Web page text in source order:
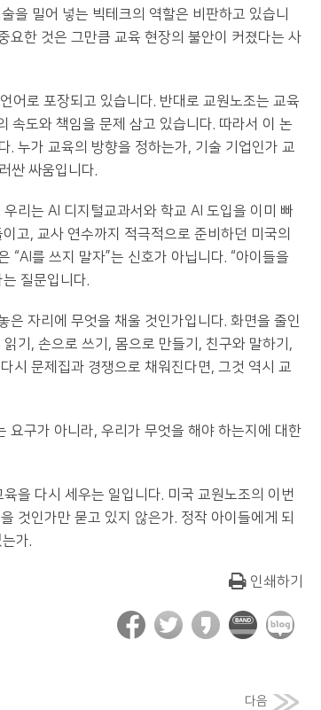
을 밀어 넣는 빅테크의 역할은 비판하고 있습니
요한 것은 그만큼 교육 현장의 불안이 커졌다는 사
어로 포장되고 있습니다. 반대로 교원노조는 교육
속도와 책임을 문제 삼고 있습니다. 따라서 이 논
. 누가 교육의 방향을 정하는가, 기술 기업인가 교
싼 싸움입니다.
리는 AI 디지털교과서와 학교 AI 도입을 이미 빠
고, 교사 연수까지 적극적으로 준비하던 미국의
“AI를 쓰지 말자”는 신호가 아닙니다. “아이들을
질문입니다.
은 자리에 무엇을 채울 것인가입니다. 화면을 줄인
기, 손으로 쓰기, 몸으로 만들기, 친구와 말하기,
시 문제집과 경쟁으로 채워진다면, 그것 역시 교
요구가 아니라, 우리가 무엇을 해야 하는지에 대한
을 다시 세우는 일입니다. 미국 교원노조의 이번
것인가만 묻고 있지 않은가. 정작 아이들에게 되
가.
인쇄하기
다음